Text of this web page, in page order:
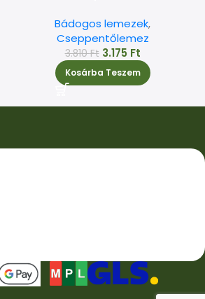
Bádogos lemezek,
Cseppentőlemez
3.810Ft 3.175 Ft
Kosárba Teszem